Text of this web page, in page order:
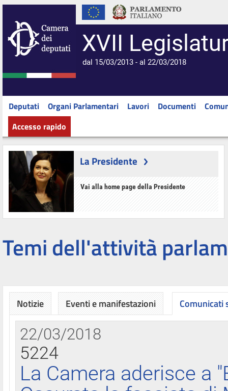
XVII
dal 15/03/2013 - al 22/03/2018
Deputati Organi Parlamentari Lavori Documenti
Accesso rapido
La Presidente
Vai alla home page della Presidente
Temi dell'attività
Notizie Eventi e manifestazioni Comunicati
22/03/2018
5224
La Camera aderisce a